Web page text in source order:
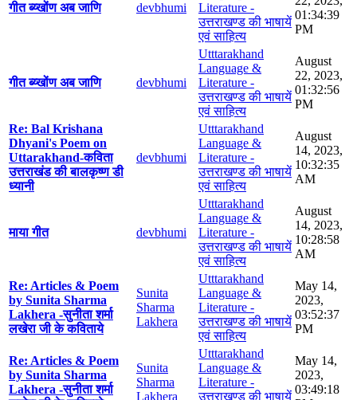
गीत ब्य्खोंण अब जाणि devbhumi
Literature -
उत्तराखण्ड की भाषायें
एवं साहित्य
01:34:39
PM
गीत ब्य्खोंण अब जाणि devbhumi
Utttarakhand
Language &
Literature -
उत्तराखण्ड की भाषायें
एवं साहित्य
August
22, 2023,
01:32:56
PM
Re: Bal Krishana
Dhyani's Poem on
Uttarakhand-कविता
उत्तराखंड की बालकृष्ण डी
ध्यानी
devbhumi
Utttarakhand
Language &
Literature -
उत्तराखण्ड की भाषायें
एवं साहित्य
August
14, 2023,
10:32:35
AM
माया गीत devbhumi
Utttarakhand
Language &
Literature -
उत्तराखण्ड की भाषायें
एवं साहित्य
August
14, 2023,
10:28:58
AM
Re: Articles & Poem
by Sunita Sharma
Lakhera -सुनीता शर्मा
लखेरा जी के कविताये
Sunita
Sharma
Lakhera
Utttarakhand
Language &
Literature -
उत्तराखण्ड की भाषायें
एवं साहित्य
May 14,
2023,
03:52:37
PM
Re: Articles & Poem
by Sunita Sharma
Lakhera -सुनीता शर्मा
Sunita
Sharma
Lakhera
Utttarakhand
Language &
Literature -
उत्तराखण्ड की भाषायें
May 14,
2023,
03:49:18